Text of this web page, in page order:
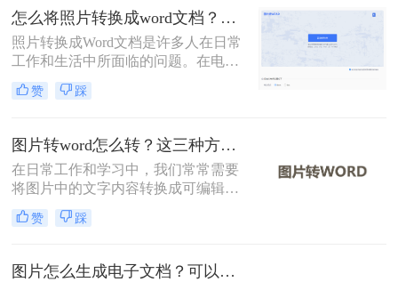
文档？”无论是会议纪要的拍照图、
纸质资料的扫描件，还是网页上无法
复制的截图，手动输入耗时费力还易
出错
怎么将照片转换成word文档？教你三种转换方法！
照片转换成Word文档是许多人在日常
工作和生活中所面临的问题。在电子
文档的使用越来越广泛的今天，将照
片转换成可编辑的Word文档可以大大
转换成word文档呢？下面将详细介绍
几种将照片转换成Word文档的方法，
希望对您有所帮助。
赞 踩
图片转word怎么转？这三种方法学习一下！
在日常工作和学习中，我们常常需要
将图片中的文字内容转换成可编辑的
Word文档。那么图片转word怎么转
呢？为了帮助您轻松实现这一转换，
Word的方法。
赞 踩
图片怎么生成电子文档？可以试试这三个方法！